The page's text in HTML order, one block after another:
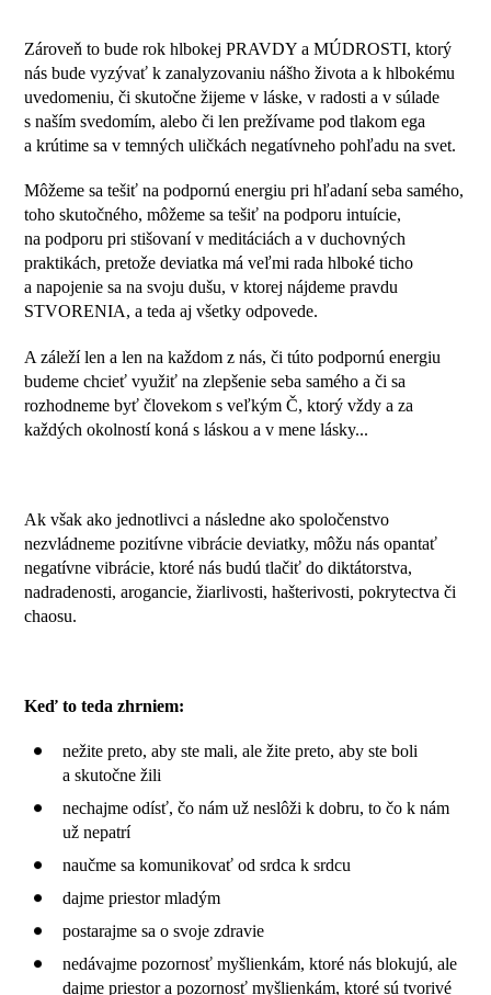
Zároveň to bude rok hlbokej PRAVDY a MÚDROSTI, ktorý
nás bude vyzývať k zanalyzovaniu nášho života a k hlbokému
uvedomeniu, či skutočne žijeme v láske, v radosti a v súlade
s naším svedomím, alebo či len prežívame pod tlakom ega
a krútime sa v temných uličkách negatívneho pohľadu na svet.
Môžeme sa tešiť na podpornú energiu pri hľadaní seba samého,
toho skutočného, môžeme sa tešiť na podporu intuície,
na podporu pri stišovaní v meditáciách a v duchovných
praktikách, pretože deviatka má veľmi rada hlboké ticho
a napojenie sa na svoju dušu, v ktorej nájdeme pravdu
STVORENIA, a teda aj všetky odpovede.
A záleží len a len na každom z nás, či túto podpornú energiu
budeme chcieť využiť na zlepšenie seba samého a či sa
rozhodneme byť človekom s veľkým Č, ktorý vždy a za
každých okolností koná s láskou a v mene lásky...
Ak však ako jednotlivci a následne ako spoločenstvo
nezvládneme pozitívne vibrácie deviatky, môžu nás opantať
negatívne vibrácie, ktoré nás budú tlačiť do diktátorstva,
nadradenosti, arogancie, žiarlivosti, hašterivosti, pokrytectva či
chaosu.
Keď to teda zhrniem:
nežite preto, aby ste mali, ale žite preto, aby ste boli
a skutočne žili
nechajme odísť, čo nám už neslôži k dobru, to čo k nám
už nepatrí
naučme sa komunikovať od srdca k srdcu
dajme priestor mladým
postarajme sa o svoje zdravie
nedávajme pozornosť myšlienkám, ktoré nás blokujú, ale
dajme priestor a pozornosť myšlienkám, ktoré sú tvorivé